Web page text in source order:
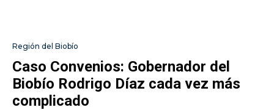
Región del Biobío
Caso Convenios: Gobernador del
Biobío Rodrigo Díaz cada vez más
complicado